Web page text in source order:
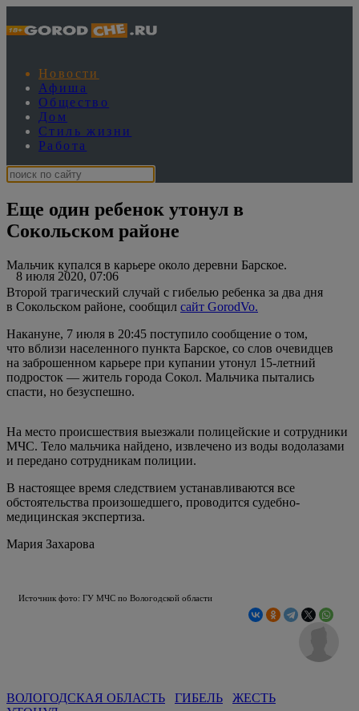
Новости
Афиша
Общество
Дом
Стиль жизни
Работа
Еще один ребенок утонул в
Сокольском районе
8 июля 2020, 07:06
Мальчик купался в карьере около деревни Барское.
Второй трагический случай с гибелью ребенка за два дня
в Сокольском районе, сообщил сайт GorodVo.
Накануне, 7 июля в 20:45 поступило сообщение о том,
что вблизи населенного пункта Барское, со слов очевидцев
на заброшенном карьере при купании утонул 15-летний
подросток — житель города Сокол. Мальчика пытались
спасти, но безуспешно.
На место происшествия выезжали полицейские и сотрудники
МЧС. Тело мальчика найдено, извлечено из воды водолазами
и передано сотрудникам полиции.
В настоящее время следствием устанавливаются все
обстоятельства произошедшего, проводится судебно-
медицинская экспертиза.
Мария Захарова
Источник фото: ГУ МЧС по Вологодской области
ВОЛОГОДСКАЯ ОБЛАСТЬ ГИБЕЛЬ
ЖЕСТЬ